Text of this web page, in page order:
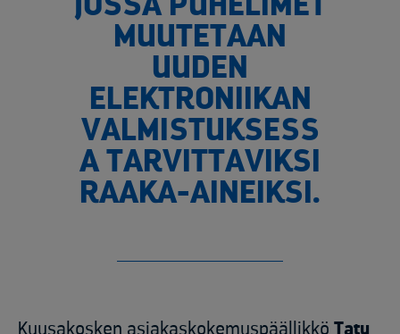
MUUTETAAN
UUDEN
ELEKTRONIIKAN
VALMISTUKSESS
A TARVITTAVIKSI
RAAKA-AINEIKSI.
Kuusakosken asiakaskokemuspäällikkö Tatu